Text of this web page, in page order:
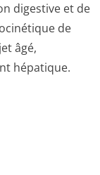
digestive et de
de
âgé,
hépatique.